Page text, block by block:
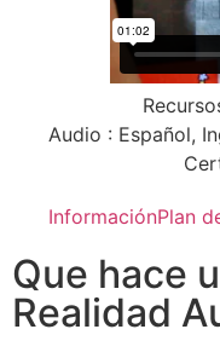
Audio : Español,
InformaciónPlan
Que hace
Realidad